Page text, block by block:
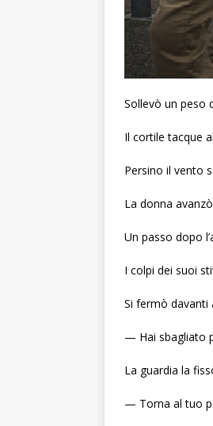
Sollevò un peso
Il cortile tacque
Persino il vento
La donna
Un passo dopo
I colpi dei suoi
Si fermò davanti
— Hai sbagliato
La guardia la
— Torna al tuo